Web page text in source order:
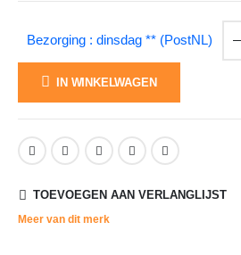
Bezorging : dinsdag ** (PostNL)
IN WINKELWAGEN
TOEVOEGEN AAN VERLANGLIJST
Meer van dit merk